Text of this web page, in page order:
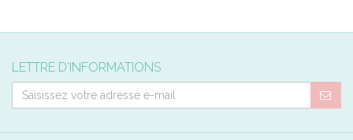
LETTRE D'INFORMATIONS